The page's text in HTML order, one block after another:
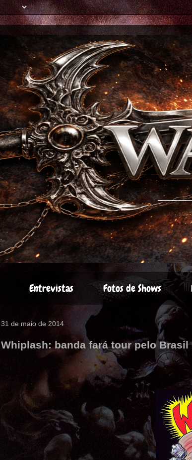
Entrevistas Fotos de Shows
31 de maio de 2014
Whiplash: banda fará tour pelo Brasil